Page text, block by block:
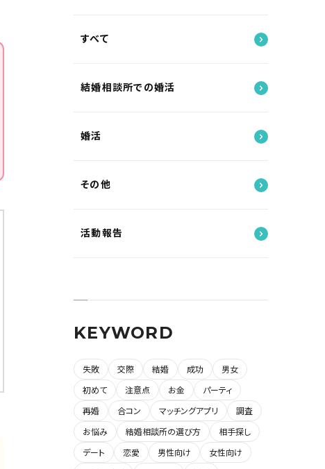
すべて
結婚相談所での婚活
婚活
その他
活動報告
KEYWORD
失敗 交際 結婚 成功
男女
初めて
注意点 お金
パーティ
再婚
合コン マッチングアプリ
調査
お悩み
結婚相談所の選び方
相手探し
デート
恋愛 男性向け
女性向け